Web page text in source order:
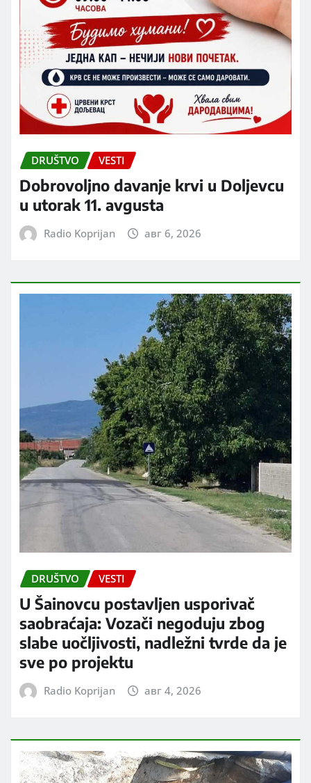
DRUŠTVO VESTI
Dobrovoljno davanje krvi u Doljevcu
u utorak 11. avgusta
Radio Koprijan авг 6, 2026
DRUŠTVO VESTI
U Šainovcu postavljen usporivač
saobraćaja: Vozači negoduju zbog
slabe uočljivosti, nadležni tvrde da je
sve po projektu
Radio Koprijan авг 4, 2026